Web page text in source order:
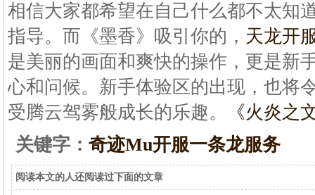
相信大家都希望在自己什么都不太知
指导。而《墨香》吸引你的， 天龙开
是美丽的画面和爽快的操作，更是新
心和问候。新手体验区的出现，也将
受腾云驾雾般成长的乐趣。
《火炎之
关键字： 奇迹Mu开服一条龙服务
阅读本文的人还阅读过下面的文章